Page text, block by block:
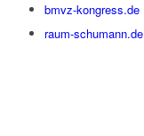
bmvz-kongress.de
raum-schumann.de